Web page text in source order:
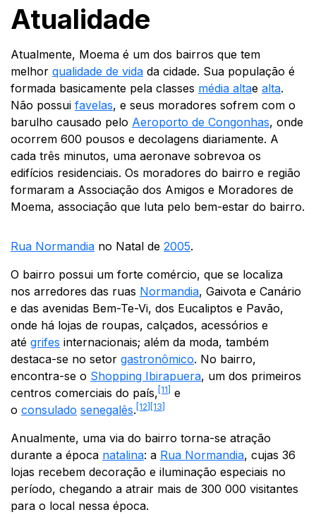
Atualidade
Atualmente, Moema é um dos bairros que tem
melhor qualidade de vida da cidade. Sua população é
formada basicamente pela classes média altae alta.
Não possui favelas, e seus moradores sofrem com o
barulho causado pelo Aeroporto de Congonhas, onde
ocorrem 600 pousos e decolagens diariamente. A
cada três minutos, uma aeronave sobrevoa os
edifícios residenciais. Os moradores do bairro e região
formaram a Associação dos Amigos e Moradores de
Moema, associação que luta pelo bem-estar do bairro.
Rua Normandia no Natal de 2005.
O bairro possui um forte comércio, que se localiza
nos arredores das ruas Normandia, Gaivota e Canário
e das avenidas Bem-Te-Vi, dos Eucaliptos e Pavão,
onde há lojas de roupas, calçados, acessórios e
até grifes internacionais; além da moda, também
destaca-se no setor gastronômico. No bairro,
encontra-se o Shopping Ibirapuera, um dos primeiros
centros comerciais do país, [11]
e
o consulado senegalês. [12] [13]
Anualmente, uma via do bairro torna-se atração
durante a época natalina: a Rua Normandia, cujas 36
lojas recebem decoração e iluminação especiais no
período, chegando a atrair mais de 300 000 visitantes
para o local nessa época.